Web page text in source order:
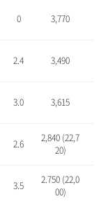
0 3,770
2.4 3,490
3.0 3,615
2.6
2,840 (22,7
20)
3.5
2.750 (22,0
00)